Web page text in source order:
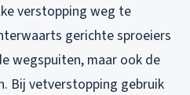
verstopping weg te
gerichte sproeiers
wegspuiten, maar ook de
Bij vetverstopping gebruik